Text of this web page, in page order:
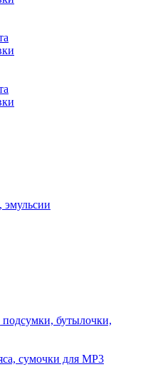
эмульсии
бутылочки,
сумочки для MP3